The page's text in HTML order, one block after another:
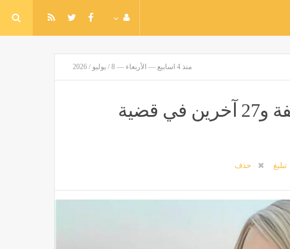
منذ 4 اسابيع — الأربعاء — 8 / يوليو / 2026
بدء نظر جلسة محاكمة سارة خليفة و27 آخرين في قضية
تبليغ حذف